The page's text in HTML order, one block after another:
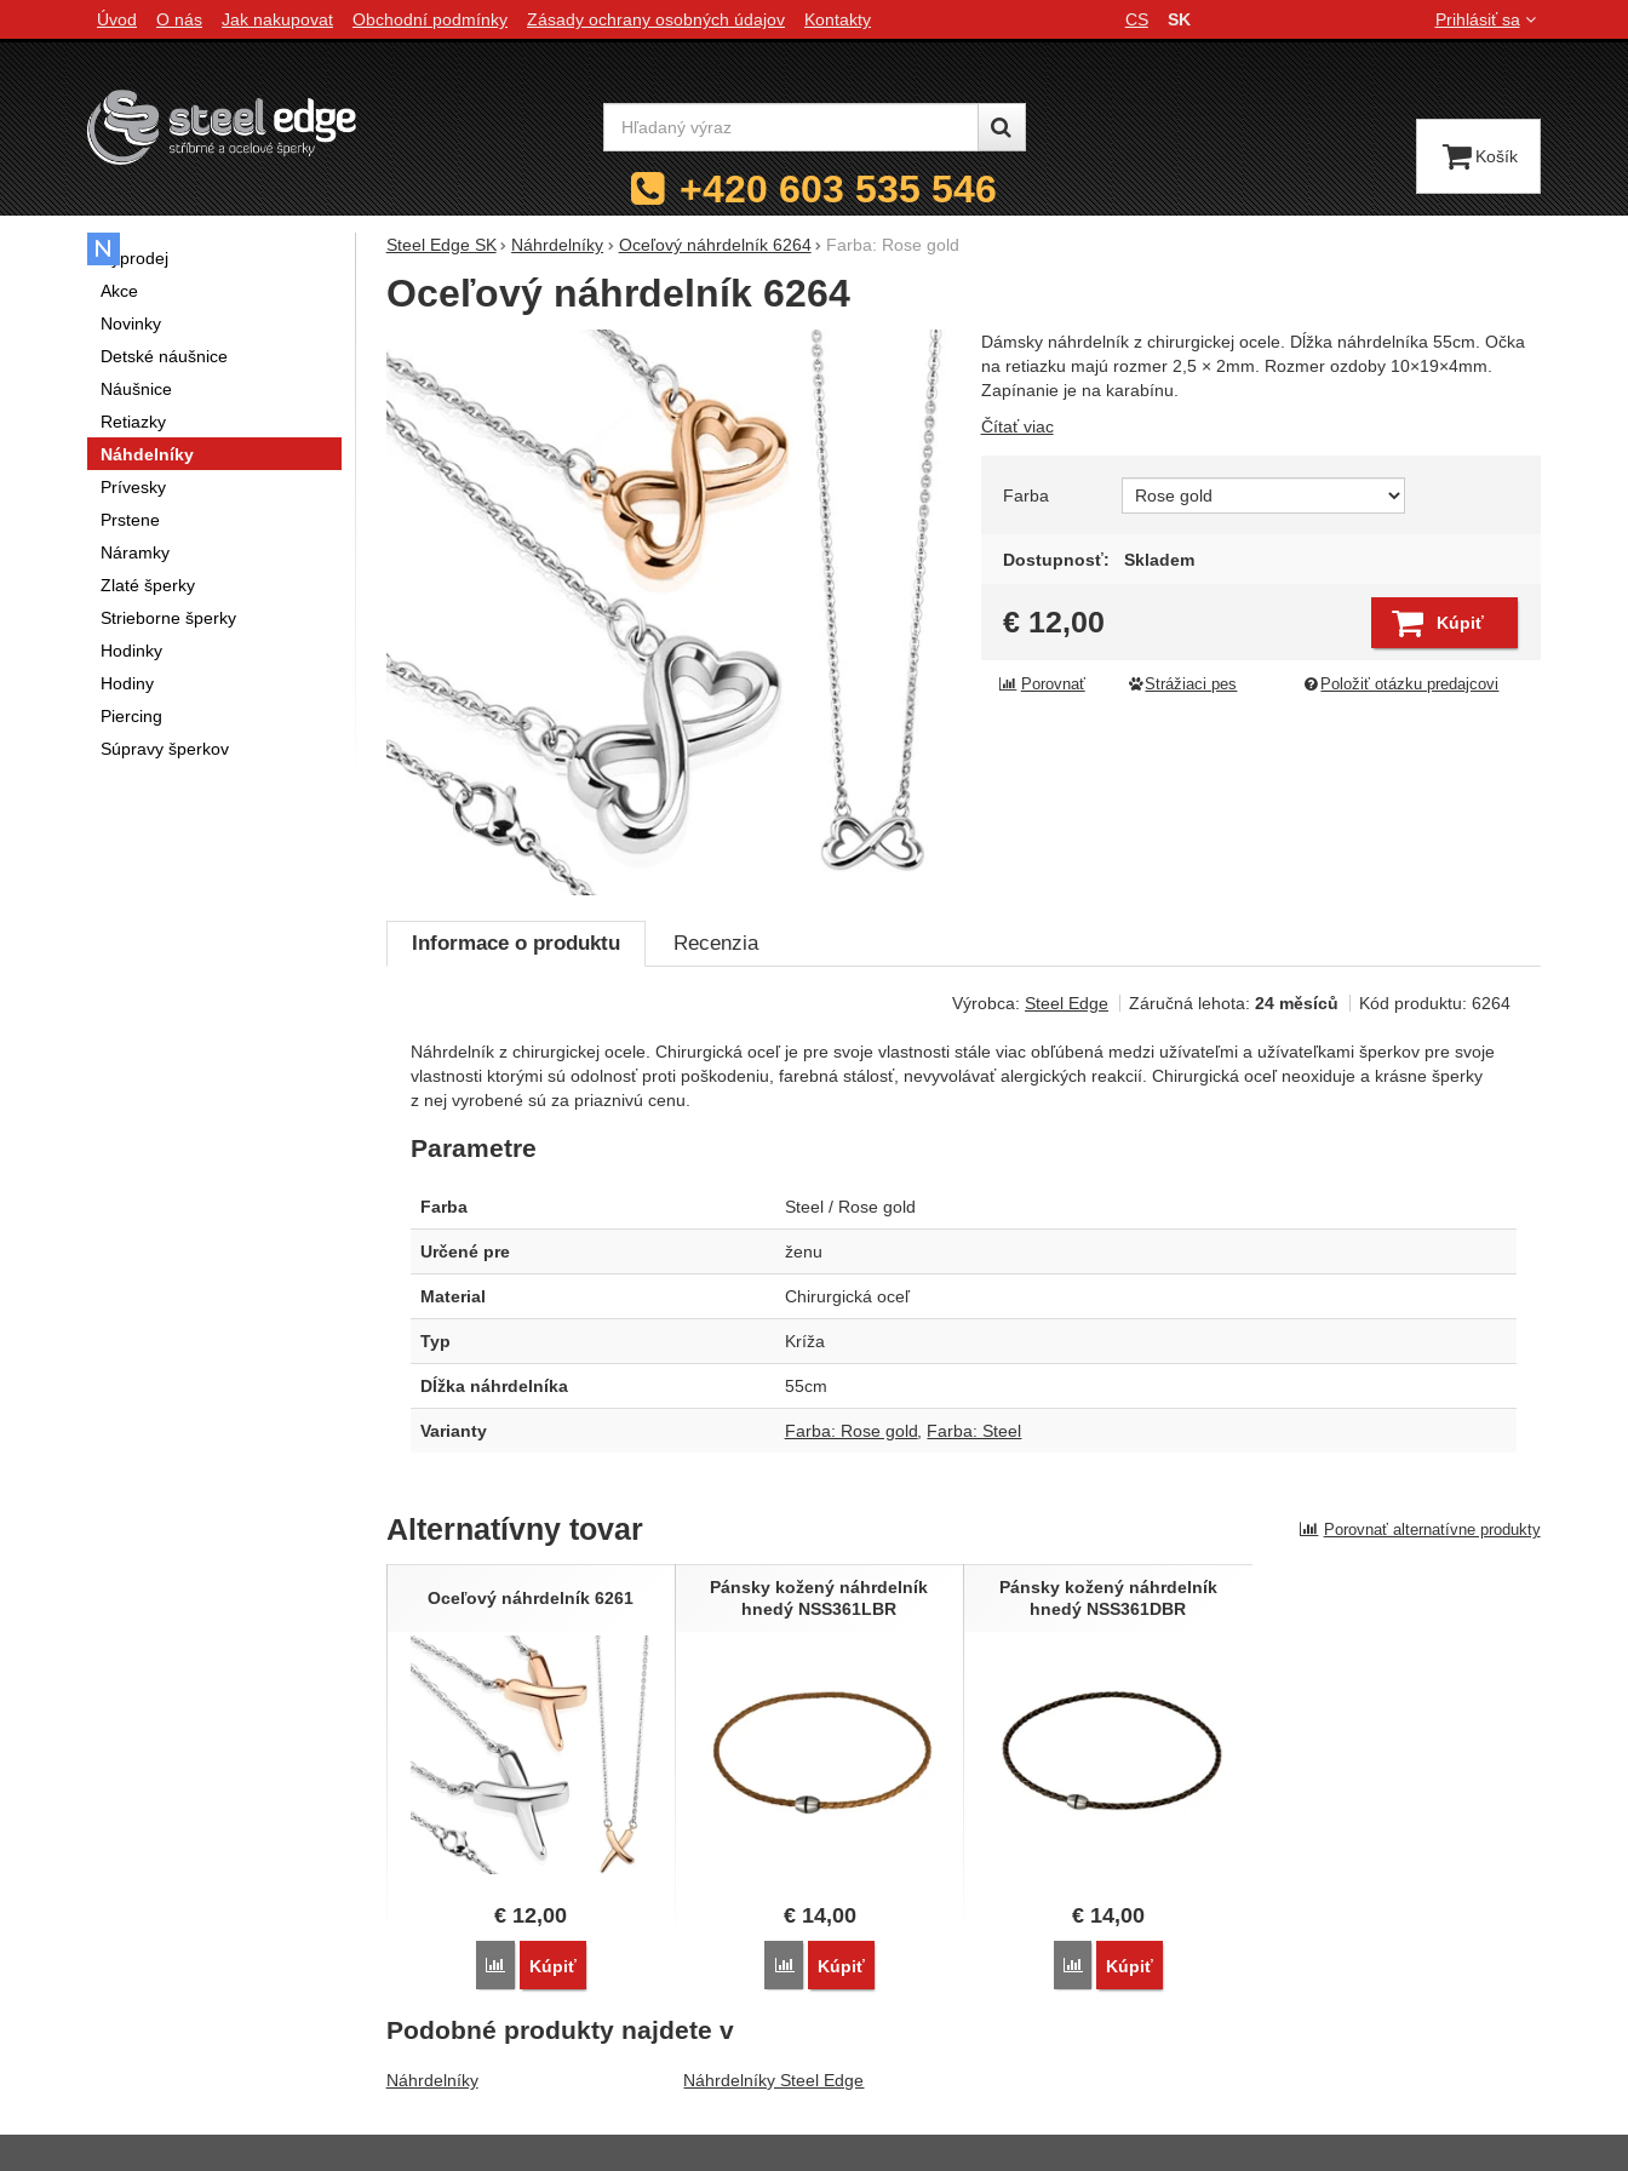
Steel Edge SK Náhrdelníky Oceľový náhrdelník 6264 Farba: Rose gold
Oceľový náhrdelník 6264
Fotografie
Dámsky náhrdelník z chirurgickej ocele. Dĺžka náhrdelníka 55cm. Očka
na retiazku majú rozmer 2,5 × 2mm. Rozmer ozdoby 10×19×4mm.
Zapínanie je na karabínu.
Čítať viac
Zvoľte variant
Farba
Dostupnosť: Skladem
€ 12,00 Kúpiť
Porovnať Strážiaci pes Položiť otázku predajcovi
Informace o produktu Recenzia
Výrobca: Steel Edge Záručná lehota: 24 měsíců Kód produktu: 6264
Náhrdelník z chirurgickej ocele. Chirurgická oceľ je pre svoje vlastnosti stále viac obľúbená medzi užívateľmi a užívateľkami šperkov pre svoje
vlastnosti ktorými sú odolnosť proti poškodeniu, farebná stálosť, nevyvolávať alergických reakcií. Chirurgická oceľ neoxiduje a krásne šperky
z nej vyrobené sú za priaznivú cenu.
Parametre
Farba Steel / Rose gold
Určené pre ženu
Material Chirurgická oceľ
Typ Kríža
Dĺžka náhrdelníka 55cm
Varianty Farba: Rose gold Farba: Steel
Alternatívny tovar Porovnať alternatívne produkty
Oceľový náhrdelník 6261
€ 12,00
Porovnať
Kúpiť
Pánsky kožený náhrdelník
hnedý NSS361LBR
€14,00
Porovnať
Kúpiť
Pánsky kožený náhrdelník
hnedý NSS361DBR
€14,00
Porovnať
Kúpiť
Podobné produkty najdete v
Náhrdelníky Náhrdelníky Steel Edge
Výprodej
Akce
Novinky
Detské náušnice
Náušnice
Retiazky
Náhdelníky
Prívesky
Prstene
Náramky
Zlaté šperky
Strieborne šperky
Hodinky
Hodiny
Piercing
Súpravy šperkov
Navigácia
Úvod O nás Jak nakupovat Obchodní podmínky Zásady ochrany osobných údajov Kontakty
Jazyková verzia
CS SK Prihlásiť sa
Vyhľadávanie
+420 603 535 546
Košík